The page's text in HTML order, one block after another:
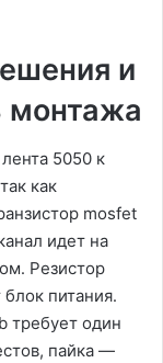
и
монтажа
5050 к
как
mosfet
идет на
Резистор
питания․
требует один
пайка —